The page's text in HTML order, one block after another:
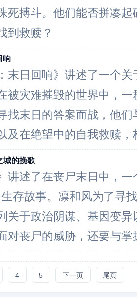
死搏斗。他们能否拼凑起
到救赎？
响
末日回响》讲述了一个
被灾难摧毁的世界中，一
找末日的答案而战，他们
及在绝望中的自我救赎，
城的挽歌
讲述了在丧尸末日中，
生存故事。凛和风为了寻
关于政治阴谋、基因变异
对丧尸的威胁，还要与掌
4 5 下一页 尾页